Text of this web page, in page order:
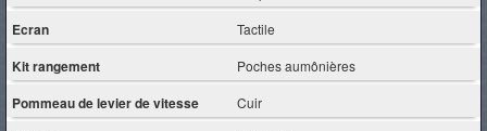
Ecran Tactile
Kit rangement Poches aumônières
Pommeau de levier de vitesse Cuir